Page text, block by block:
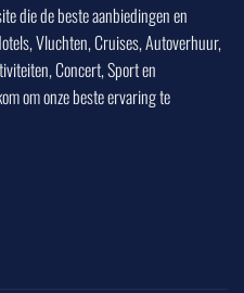
die de beste aanbiedingen en
Vluchten, Cruises, Autoverhuur,
Concert, Sport en
om onze beste ervaring te